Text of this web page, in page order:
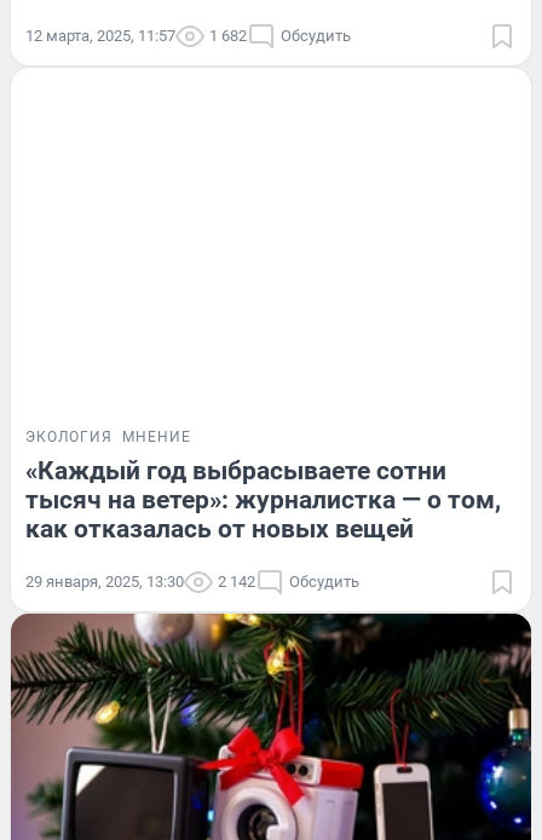
12 марта, 2025, 11:57 1 682 Обсудить
ЭКОЛОГИЯ МНЕНИЕ
«Каждый год выбрасываете сотни
тысяч на ветер»: журналистка — о том,
как отказалась от новых вещей
29 января, 2025, 13:30 2 142 Обсудить